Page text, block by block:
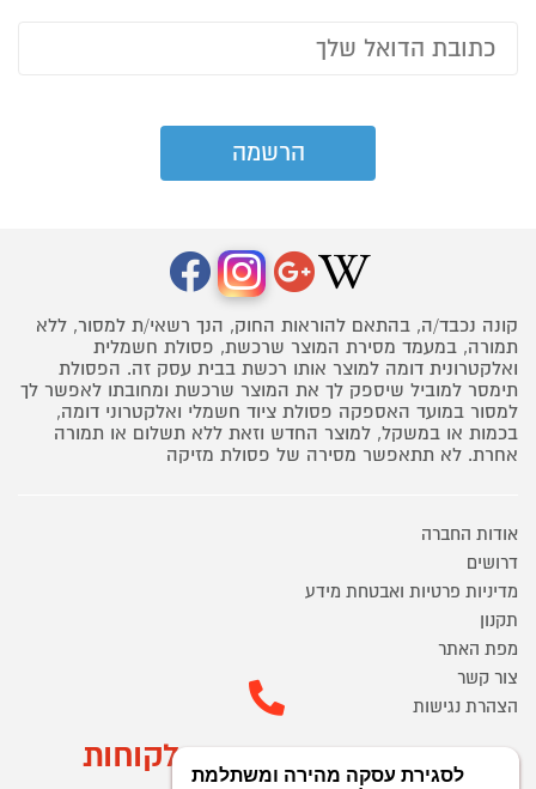
קונה נכבד/ה, בהתאם להוראות החוק, הנך רשאי/ת למסור, ללא
תמורה, במעמד מסירת המוצר שרכשת, פסולת חשמלית
ואלקטרונית דומה למוצר אותו רכשת בבית עסק זה. הפסולת
תימסר למוביל שיספק לך את המוצר שרכשת ומחובתו לאפשר לך
למסור במועד האספקה פסולת ציוד חשמלי ואלקטרוני דומה,
בכמות או במשקל, למוצר החדש וזאת ללא תשלום או תמורה
אחרת. לא תתאפשר מסירה של פסולת מזיקה
אודות החברה
דרושים
מדיניות פרטיות ואבטחת מידע
תקנון
מפת האתר
צור קשר
הצהרת נגישות
מוקד הזמנות ושירות לקוחות